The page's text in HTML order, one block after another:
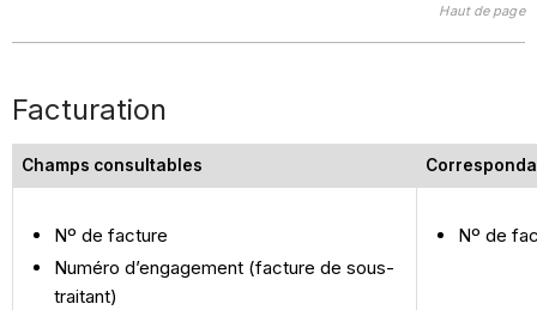
Haut de page
Facturation
Champs consultables
Nº de facture
Numéro d’engagement (facture de sous-
traitant)
Nº de